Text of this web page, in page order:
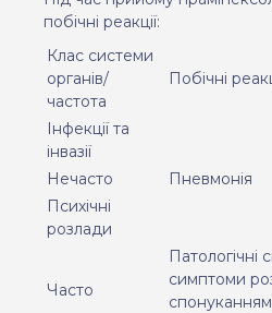
побічні реакції:
Клас системи
органів/
частота
Побічні
Інфекції та
інвазії
Нечасто
Пневмонія
Психічні
розлади
Часто
Патологічні
симптоми